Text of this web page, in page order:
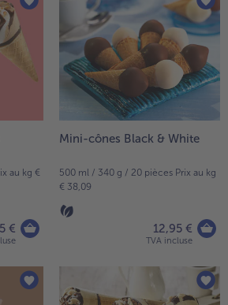
au kg €
€
Mini-cônes Black & White
500 ml / 340 g / 20 pièces Prix au kg
€ 38,09
12,95 €
TVA incluse